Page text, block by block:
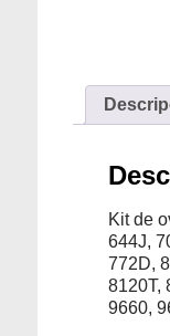
Kit de
644J,
772D,
8120T,
9660,